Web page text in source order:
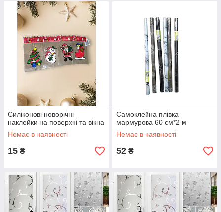
Силіконові новорічні
наклейки на поверхні та вікна
Немає в наявності
15 ₴
Самоклейна плівка
мармурова 60 см*2 м
Немає в наявності
52 ₴